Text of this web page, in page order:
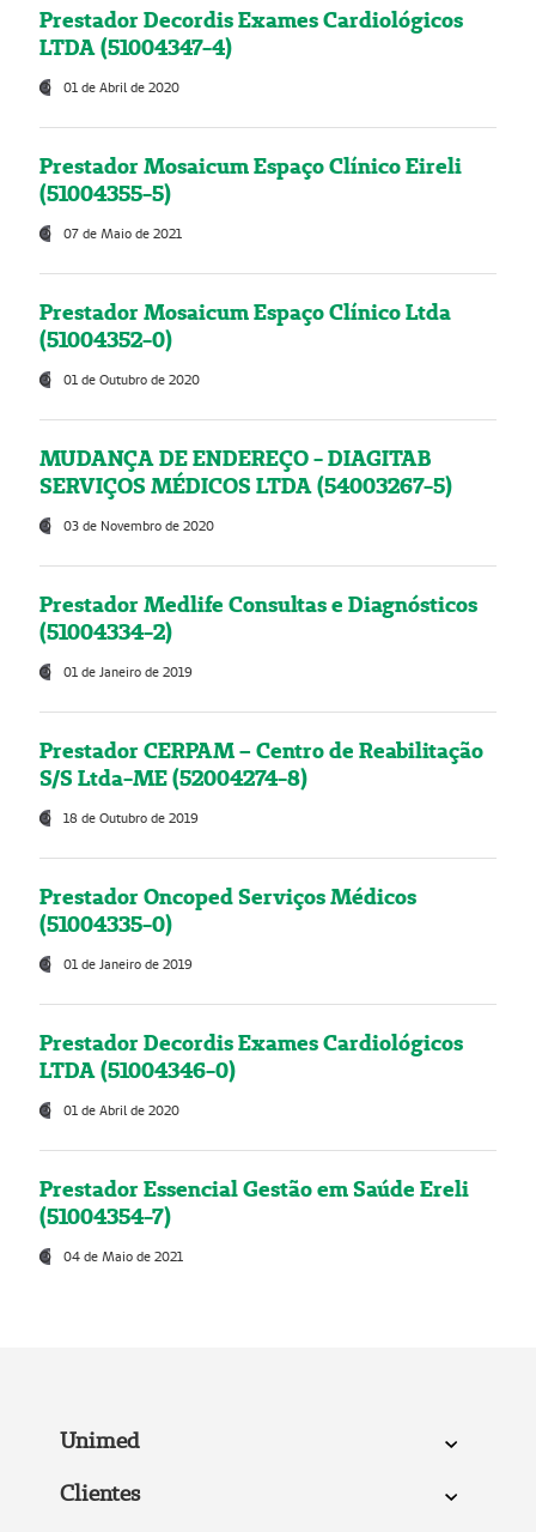
Prestador Decordis Exames Cardiológicos
LTDA (51004347-4)
01 de Abril de 2020
Prestador Mosaicum Espaço Clínico Eireli
(51004355-5)
07 de Maio de 2021
Prestador Mosaicum Espaço Clínico Ltda
(51004352-0)
01 de Outubro de 2020
MUDANÇA DE ENDEREÇO - DIAGITAB
SERVIÇOS MÉDICOS LTDA (54003267-5)
03 de Novembro de 2020
Prestador Medlife Consultas e Diagnósticos
(51004334-2)
01 de Janeiro de 2019
Prestador CERPAM – Centro de Reabilitação
S/S Ltda-ME (52004274-8)
18 de Outubro de 2019
Prestador Oncoped Serviços Médicos
(51004335-0)
01 de Janeiro de 2019
Prestador Decordis Exames Cardiológicos
LTDA (51004346-0)
01 de Abril de 2020
Prestador Essencial Gestão em Saúde Ereli
(51004354-7)
04 de Maio de 2021
Unimed
Clientes